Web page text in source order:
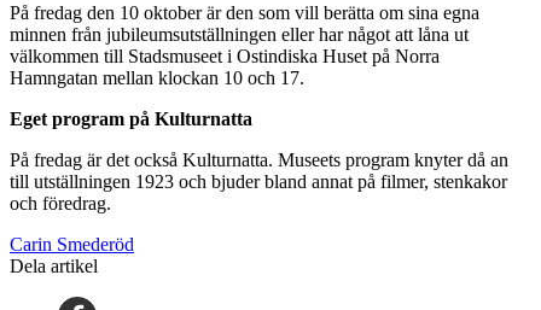
På fredag den 10 oktober är den som vill berätta om sina egna
minnen från jubileumsutställningen eller har något att låna ut
välkommen till Stadsmuseet i Ostindiska Huset på Norra
Hamngatan mellan klockan 10 och 17.
Eget program på Kulturnatta
På fredag är det också Kulturnatta. Museets program knyter då an
till utställningen 1923 och bjuder bland annat på filmer, stenkakor
och föredrag.
Carin Smederöd
Dela artikel